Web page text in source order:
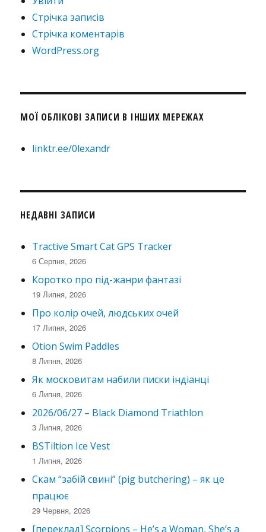
Стрічка записів
Стрічка коментарів
WordPress.org
МОЇ ОБЛІКОВІ ЗАПИСИ В ІНШИХ МЕРЕЖАХ
linktr.ee/0lexandr
НЕДАВНІ ЗАПИСИ
Tractive Smart Cat GPS Tracker
6 Серпня, 2026
Коротко про під-жанри фантазі
19 Липня, 2026
Про колір очей, людських очей
17 Липня, 2026
Otion Swim Paddles
8 Липня, 2026
Як московитам набили писки індіанці
6 Липня, 2026
2026/06/27 – Black Diamond Triathlon
3 Липня, 2026
BSTiltion Ice Vest
1 Липня, 2026
Скам “забій свині” (pig butchering) – як це
працює
29 Червня, 2026
[переклад] Scorpions – He’s a Woman, She’s a